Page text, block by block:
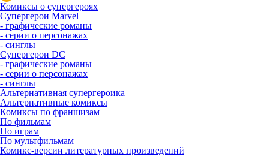
Комиксы о супергероях
Супергерои Marvel
- графические романы
- серии о персонажах
- синглы
Супергерои DC
- графические романы
- серии о персонажах
- синглы
Альтернативная супергероика
Альтернативные комиксы
Комиксы по франшизам
По фильмам
По играм
По мультфильмам
Комикс-версии литературных произведений